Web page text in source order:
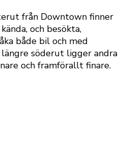
från Downtown finner
och besökta,
både bil och med
söderut ligger andra
och framförallt finare.